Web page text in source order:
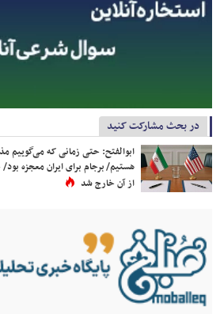
در بحث مشارکت کنید
ابوالفتح: حتی زمانی که می‌گوییم
هستیم/ برجام برای ایران معجزه بود/
از آن خارج شد